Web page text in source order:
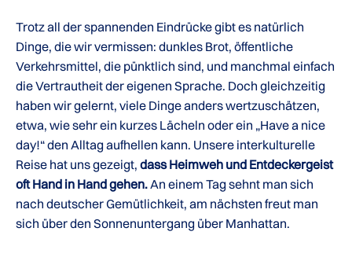
Trotz all der spannenden Eindrücke gibt es natürlich
Dinge, die wir vermissen: dunkles Brot, öffentliche
Verkehrsmittel, die pünktlich sind, und manchmal einfach
die Vertrautheit der eigenen Sprache. Doch gleichzeitig
haben wir gelernt, viele Dinge anders wertzuschätzen,
etwa, wie sehr ein kurzes Lächeln oder ein „Have a nice
day!“ den Alltag aufhellen kann. Unsere interkulturelle
Reise hat uns gezeigt, dass Heimweh und Entdeckergeist
oft Hand in Hand gehen.An einem Tag sehnt man sich
nach deutscher Gemütlichkeit, am nächsten freut man
sich über den Sonnenuntergang über Manhattan.